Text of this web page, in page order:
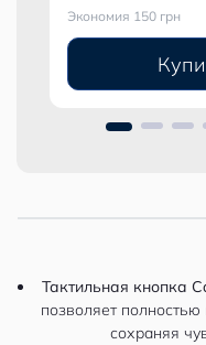
Экономия 150 грн
Тактильная кнопка
позволяет
сохраняя